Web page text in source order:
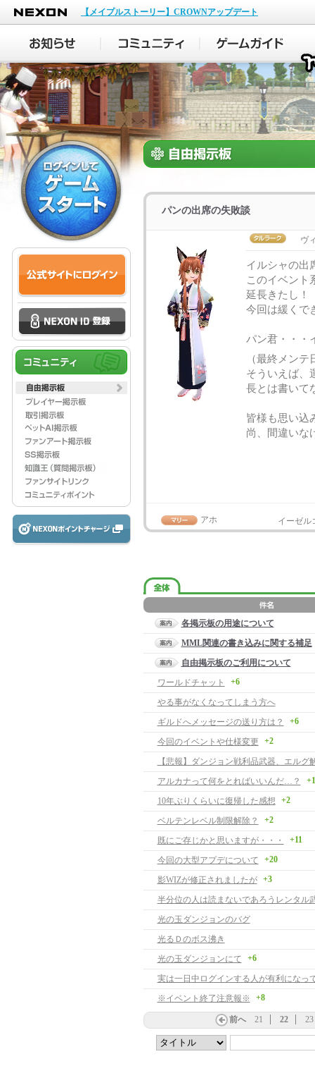
NEXON
【メイプルストーリー】CROWNアップデート
パンの出席の失敗談
ヴ
イルシャの出
このイベント
延長きたし！
今回は緩くで
パン君・・・
（最終メンテ
そういえば、
長とは書いて
皆様も思い込
尚、間違いな
アホ イーゼル
各掲示板の用途について
MML関連の書き込みに関する補足
自由掲示板のご利用について
ワールドチャット
+6
やる事がなくなってしまう方へ
ギルドへメッセージの送り方は？
+6
今回のイベントや仕様変更 +2
【悲報】ダンジョン戦利品武器、エルグ
アルカナって何をとればいいんだ…？
10年ぶりくらいに復帰した感想 +2
ベルテンレベル制限解除？ +2
既にご存じかと思いますが・・・ +11
今回の大型アプデについて +20
影WIZが修正されましたが +3
半分位の人は読まないであろうレンタル
光の玉ダンジョンのバグ
光るＤのボス沸き
光の玉ダンジョンにて
+6
実は一日中ログインする人が有利になっ
※イベント終了注意報※
+8
前へ 21 22 23